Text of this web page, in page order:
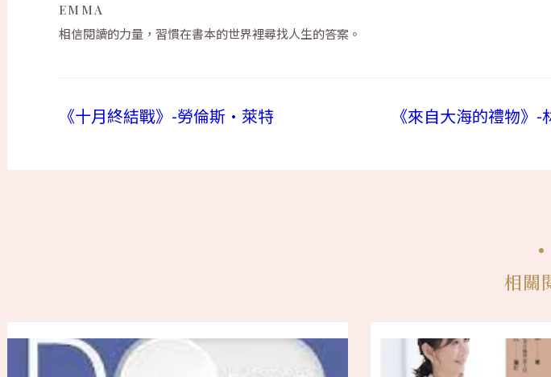
EMMA
相信閱讀的力量，習慣在書本的世界裡尋找人生的答案。
《十月終結戰》-勞倫斯·萊特 《來自大海的禮物》-
相關